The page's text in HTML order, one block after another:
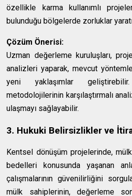
özellikle karma kullanımlı
bulunduğu bölgelerde zorluklar
Çözüm Önerisi:
Uzman değerleme kuruluşları,
analizleri yaparak, mevcut
yeni yaklaşımlar
metodolojilerinin karşılaştırmalı
ulaşmayı sağlayabilir.
3. Hukuki Belirsizlikler ve
Kentsel dönüşüm projelerinde,
bedelleri konusunda yaşanan
çalışmalarının güvenilirliğini
mülk sahiplerinin, değerleme